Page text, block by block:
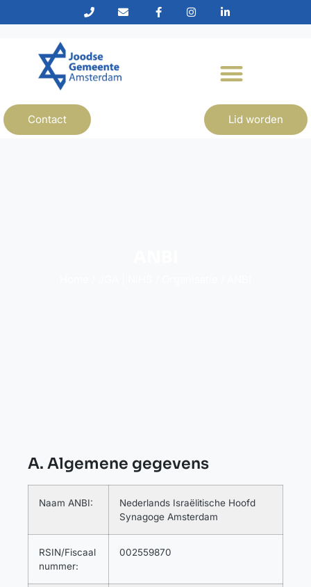
Contact Lid worden
A. Algemene gegevens
Naam ANBI:
Nederlands Israëlitische Hoofd
Synagoge Amsterdam
RSIN/Fiscaal
nummer:
002559870